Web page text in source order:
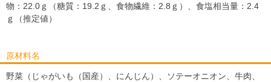
物：22.0ｇ（糖質：19.2ｇ、食物繊維：2.8ｇ）、食塩相当量：2.4
ｇ（推定値）
原材料名
野菜（じゃがいも（国産）、にんじん）、ソテーオニオン、牛肉、